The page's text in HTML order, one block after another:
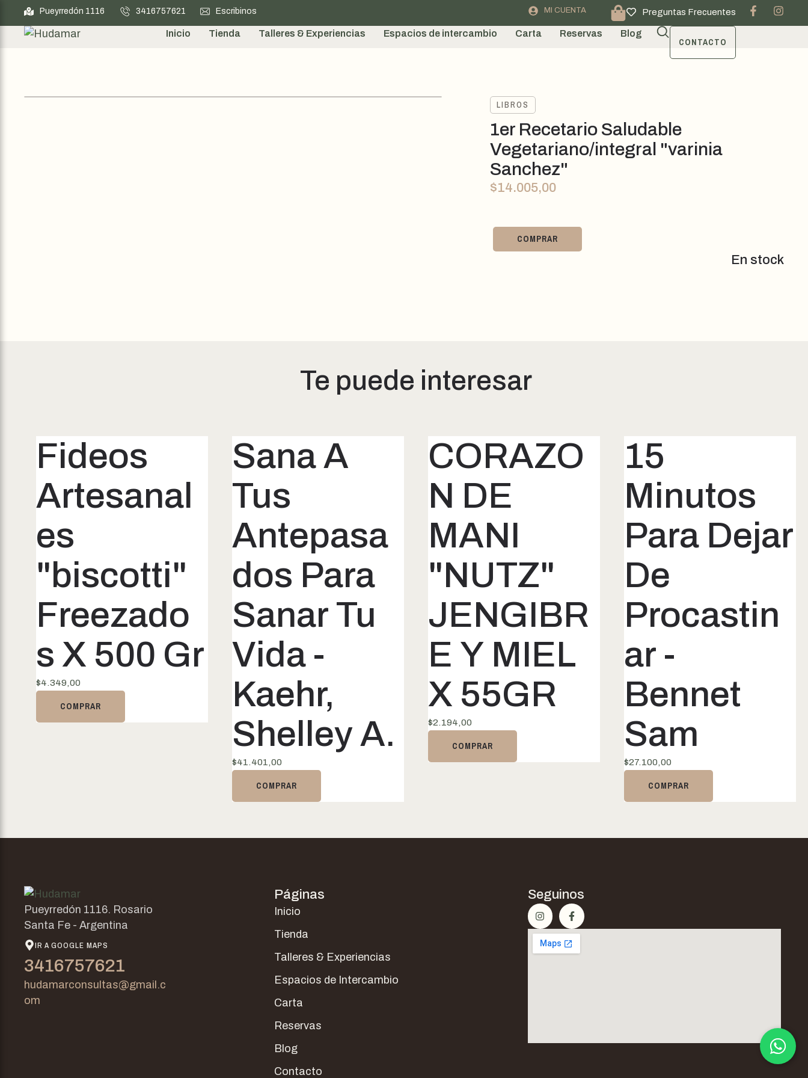
Pueyrredón 1116 3416757621 Escribinos MI CUENTA Preguntas Frecuentes
Inicio Tienda Talleres & Experiencias Espacios de intercambio Carta Reservas Blog
CONTACTO
LIBROS
1er Recetario Saludable
Vegetariano/integral "varinia
Sanchez"
$14.005,00
COMPRAR
En stock
Te puede interesar
Fideos
Artesanal
es
"biscotti"
Freezado
s X 500 Gr
$4.349,00
COMPRAR
Sana A
Tus
Antepasa
dos Para
Sanar Tu
Vida -
Kaehr,
Shelley A.
$41.401,00
COMPRAR
CORAZO
N DE
MANI
"NUTZ"
JENGIBR
E Y MIEL
X 55GR
$2.194,00
COMPRAR
15
Minutos
Para Dejar
De
Procastin
ar -
Bennet
Sam
$27.100,00
COMPRAR
Pueyrredón 1116. Rosario
Santa Fe - Argentina
IR A GOOGLE MAPS
3416757621
hudamarconsultas@gmail.c
om
Páginas
Inicio
Tienda
Talleres & Experiencias
Espacios de Intercambio
Carta
Reservas
Blog
Contacto
Seguinos